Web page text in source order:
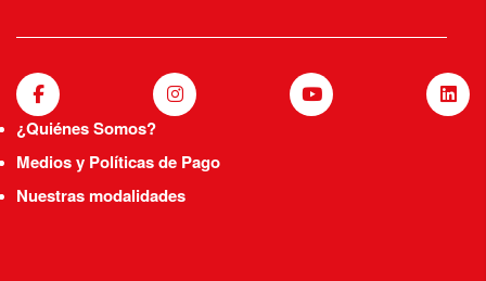
¿Quiénes Somos?
Medios y Políticas de Pago
Nuestras modalidades